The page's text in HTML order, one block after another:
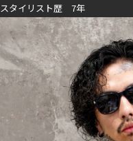
スタイリスト歴 7年